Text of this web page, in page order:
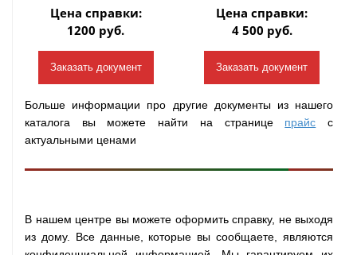
Цена справки:
1200 руб.
Заказать документ
Цена справки:
4 500 руб.
Заказать документ
Больше информации про другие документы из нашего
каталога вы можете найти на странице прайс с
актуальными ценами
В нашем центре вы можете оформить справку, не выходя
из дому. Все данные, которые вы сообщаете, являются